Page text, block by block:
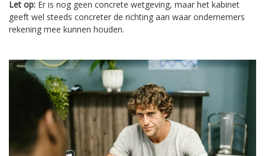
Let op: Er is nog geen concrete wetgeving, maar het kabinet
geeft wel steeds concreter de richting aan waar ondernemers
rekening mee kunnen houden.